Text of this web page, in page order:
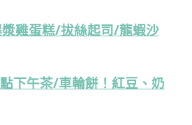
雞蛋糕/拔絲起司/龍蝦沙
下午茶/車輪餅！紅豆、奶